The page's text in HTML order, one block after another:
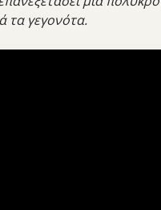
τα γεγονότα.